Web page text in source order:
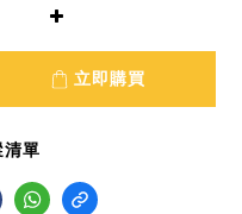
立即購買
清單